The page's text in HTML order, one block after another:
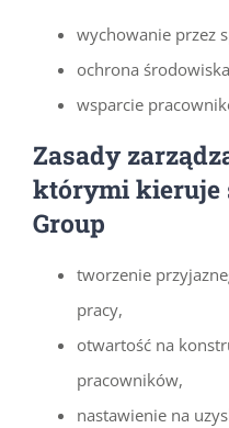
wychowanie przez
ochrona środowiska
wsparcie
Zasady
którymi kieruje
Group
tworzenie
pracy,
otwartość na
pracowników,
nastawienie na